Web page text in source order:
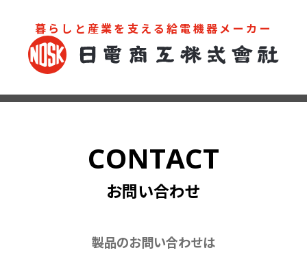
暮らしと産業を支える給電機器メーカー
お問い合わせ カタログ
CONTACT
お問い合わせ
製品のお問い合わせは